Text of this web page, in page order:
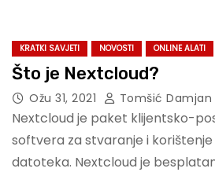
KRATKI SAVJETI NOVOSTI ONLINE ALATI
Što je Nextcloud?
Ožu 31, 2021 Tomšić Damjan
Nextcloud je paket klijentsko-
softvera za stvaranje i
datoteka. Nextcloud je